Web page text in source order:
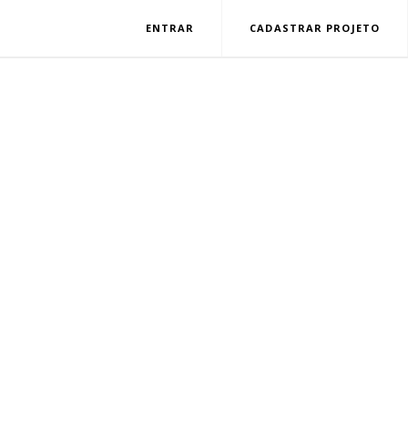
ENTRAR CADASTRAR PROJETO